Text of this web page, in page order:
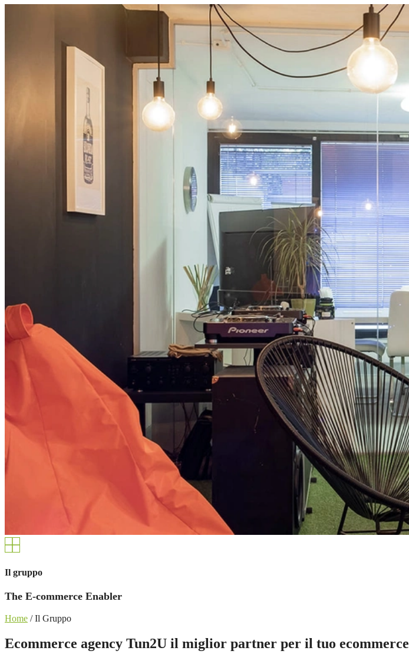
Il gruppo
The E-commerce Enabler
Home /Il Gruppo
Ecommerce agency Tun2U il miglior partner per il tuo ecommerce